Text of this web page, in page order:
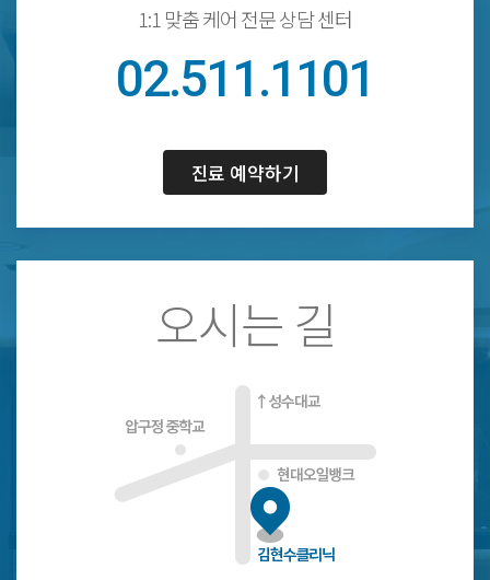
1:1 맞춤 케어 전문 상담 센터
02.511.1101
진료 예약하기
오시는 길